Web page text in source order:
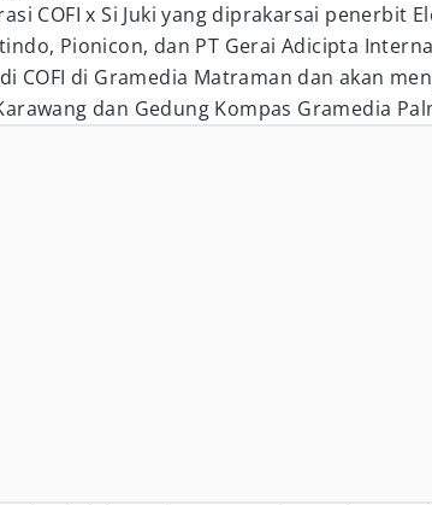
COFI x Si Juki yang diprakarsai penerbit
Pionicon, dan PT Gerai Adicipta
COFI di Gramedia Matraman dan akan
dan Gedung Kompas Gramedia